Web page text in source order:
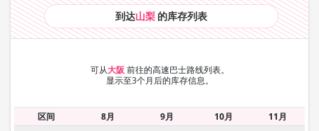
到达山梨 的库存列表
可从大阪 前往的高速巴士路线列表。
显示至3个月后的库存信息。
区间 8月 9月 10月
11月